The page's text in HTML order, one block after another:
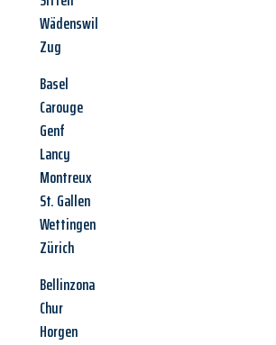
Wädenswil
Zug
Basel
Carouge
Genf
Lancy
Montreux
St. Gallen
Wettingen
Zürich
Bellinzona
Chur
Horgen